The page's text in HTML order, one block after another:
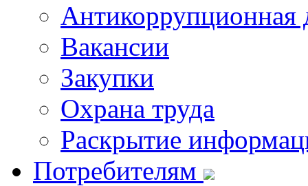
Антикоррупционная
Вакансии
Закупки
Охрана труда
Раскрытие
Потребителям